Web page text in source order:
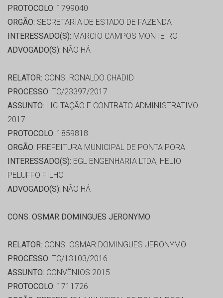
PROTOCOLO: 1799040
ORGÃO: SECRETARIA DE ESTADO DE FAZENDA
INTERESSADO(S): MARCIO CAMPOS MONTEIRO
ADVOGADO(S): NÃO HÁ
RELATOR: CONS. RONALDO CHADID
PROCESSO: TC/23397/2017
ASSUNTO: LICITAÇÃO E CONTRATO ADMINISTRATIVO
2017
PROTOCOLO: 1859818
ORGÃO: PREFEITURA MUNICIPAL DE PONTA PORA
INTERESSADO(S): EGL ENGENHARIA LTDA, HELIO
PELUFFO FILHO
ADVOGADO(S): NÃO HÁ
CONS. OSMAR DOMINGUES JERONYMO
RELATOR: CONS. OSMAR DOMINGUES JERONYMO
PROCESSO: TC/13103/2016
ASSUNTO: CONVÊNIOS 2015
PROTOCOLO: 1711726